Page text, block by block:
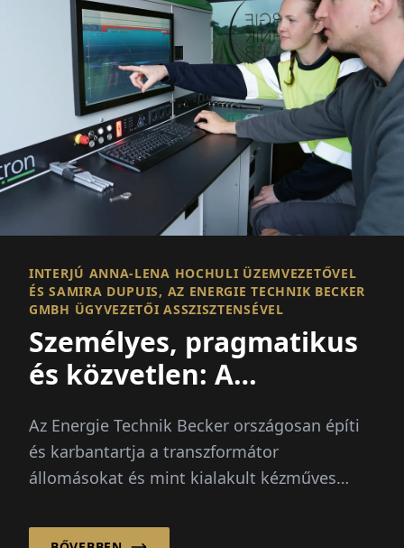
INTERJÚ ANNA-LENA HOCHULI ÜZEMVEZETŐVEL
ÉS SAMIRA DUPUIS, AZ ENERGIE TECHNIK BECKER
GMBH ÜGYVEZETŐI ASSZISZTENSÉVEL
Személyes, pragmatikus
és közvetlen: A
középfeszültség számára
Az Energie Technik Becker országosan építi
és karbantartja a transzformátor
állomásokat és mint kialakult kézműves
kínál az alacsony- és...